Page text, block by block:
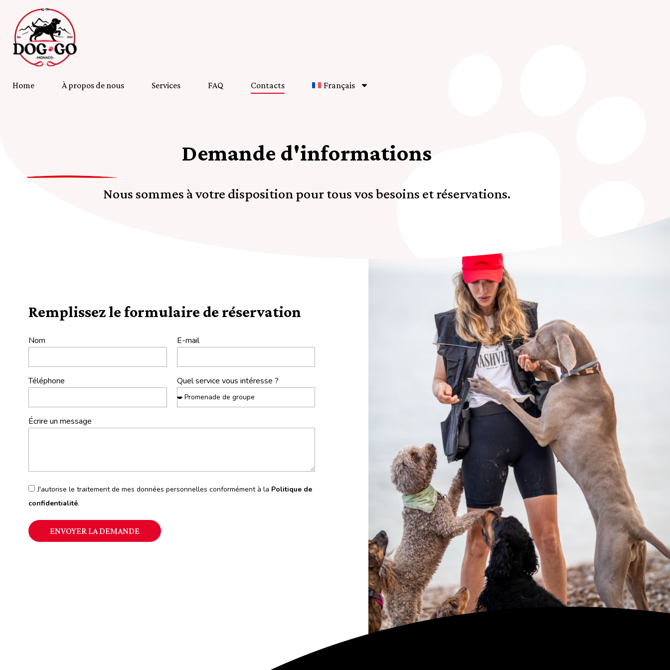
Home À propos de nous Services FAQ Contacts Français
Demande d'informations
Nous sommes à votre disposition pour tous vos besoins et réservations.
Remplissez le formulaire de réservation
Nom E-mail
Téléphone Quel service vous intéresse ?
Écrire un message
J'autorise le traitement de mes données personnelles conformément à la Politique de
confidentialité.
ENVOYER LA DEMANDE